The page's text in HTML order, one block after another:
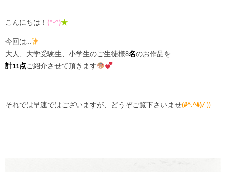
こんにちは！ (^-^)★
今回は…
大人、大学受験生、小学生のご生徒様8名のお作品を
計11点ご紹介させて頂きます
それでは早速ではございますが、どうぞご覧下さいませ(#^.^#)/-))